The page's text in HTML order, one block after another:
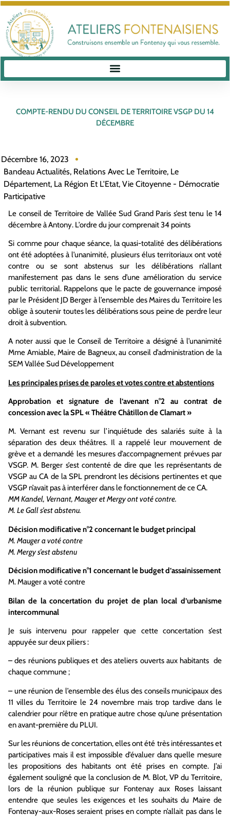
COMPTE-RENDU DU CONSEIL DE TERRITOIRE VSGP DU 14
DÉCEMBRE
Décembre 16, 2023
Bandeau Actualités, Relations Avec Le Territoire, Le
Département, La Région Et L'Etat, Vie Citoyenne - Démocratie
Participative
Le conseil de Territoire de Vallée Sud Grand Paris s’est tenu le 14
décembre à Antony. L’ordre du jour comprenait 34 points
Si comme pour chaque séance, la quasi-totalité des délibérations
ont été adoptées à l’unanimité, plusieurs élus territoriaux ont voté
contre ou se sont abstenus sur les délibérations n’allant
manifestement pas dans le sens d’une amélioration du service
public territorial. Rappelons que le pacte de gouvernance imposé
par le Président JD Berger à l’ensemble des Maires du Territoire les
oblige à soutenir toutes les délibérations sous peine de perdre leur
droit à subvention.
A noter aussi que le Conseil de Territoire a désigné à l’unanimité
Mme Amiable, Maire de Bagneux, au conseil d’administration de la
SEM Vallée Sud Développement
Les principales prises de paroles et votes contre et abstentions
Approbation et signature de l’avenant n°2 au contrat de
concession avec la SPL « Théâtre Châtillon de Clamart »
M. Vernant est revenu sur l’inquiétude des salariés suite à la
séparation des deux théâtres. Il a rappelé leur mouvement de
grève et a demandé les mesures d’accompagnement prévues par
VSGP. M. Berger s’est contenté de dire que les représentants de
VSGP au CA de la SPL prendront les décisions pertinentes et que
VSGP n’avait pas à interférer dans le fonctionnement de ce CA.
MM Kandel, Vernant, Mauger et Mergy ont voté contre.
M. Le Gall s’est abstenu.
Décision modificative n°2 concernant le budget principal
M. Mauger a voté contre
M. Mergy s’est abstenu
Décision modificative n°1 concernant le budget d’assainissement
M. Mauger a voté contre
Bilan de la concertation du projet de plan local d’urbanisme
intercommunal
Je suis intervenu pour rappeler que cette concertation s’est
appuyée sur deux piliers :
– des réunions publiques et des ateliers ouverts aux habitants de
chaque commune ;
– une réunion de l’ensemble des élus des conseils municipaux des
11 villes du Territoire le 24 novembre mais trop tardive dans le
calendrier pour n’être en pratique autre chose qu’une présentation
en avant-première du PLUI.
Sur les réunions de concertation, elles ont été très intéressantes et
participatives mais il est impossible d’évaluer dans quelle mesure
les propositions des habitants ont été prises en compte. J’ai
également souligné que la conclusion de M. Blot, VP du Territoire,
lors de la réunion publique sur Fontenay aux Roses laissant
entendre que seules les exigences et les souhaits du Maire de
Fontenay-aux-Roses seraient prises en compte n’allait pas dans le